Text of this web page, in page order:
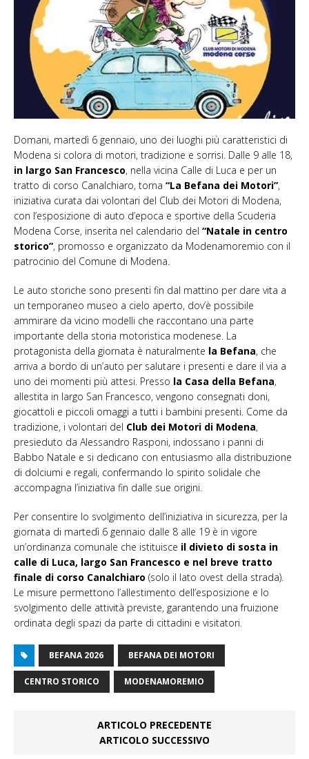
Domani, martedì 6 gennaio, uno dei luoghi più caratteristici di
Modena si colora di motori, tradizione e sorrisi. Dalle 9 alle 18,
in largo San Francesco, nella vicina Calle di Luca e per un
tratto di corso Canalchiaro, torna “La Befana dei Motori”,
iniziativa curata dai volontari del Club dei Motori di Modena,
con l’esposizione di auto d’epoca e sportive della Scuderia
Modena Corse, inserita nel calendario del “Natale in centro
storico”, promosso e organizzato da Modenamoremio con il
patrocinio del Comune di Modena.
Le auto storiche sono presenti fin dal mattino per dare vita a
un temporaneo museo a cielo aperto, dov’è possibile
ammirare da vicino modelli che raccontano una parte
importante della storia motoristica modenese. La
protagonista della giornata è naturalmente la Befana, che
arriva a bordo di un’auto per salutare i presenti e dare il via a
uno dei momenti più attesi. Presso la Casa della Befana,
allestita in largo San Francesco, vengono consegnati doni,
giocattoli e piccoli omaggi a tutti i bambini presenti. Come da
tradizione, i volontari del Club dei Motori di Modena,
presieduto da Alessandro Rasponi, indossano i panni di
Babbo Natale e si dedicano con entusiasmo alla distribuzione
di dolciumi e regali, confermando lo spirito solidale che
accompagna l’iniziativa fin dalle sue origini.
Per consentire lo svolgimento dell’iniziativa in sicurezza, per la
giornata di martedì 6 gennaio dalle 8 alle 19 è in vigore
un’ordinanza comunale che istituisce il divieto di sosta in
calle di Luca, largo San Francesco e nel breve tratto
finale di corso Canalchiaro (solo il lato ovest della strada).
Le misure permettono l’allestimento dell’esposizione e lo
svolgimento delle attività previste, garantendo una fruizione
ordinata degli spazi da parte di cittadini e visitatori.
BEFANA 2026 BEFANA DEI MOTORI
CENTRO STORICO MODENAMOREMIO
ARTICOLO PRECEDENTE
ARTICOLO SUCCESSIVO